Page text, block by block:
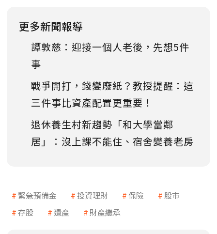
更多新聞報導
譚敦慈：迎接一個人老後，先想5件
事
戰爭開打，錢變廢紙？教授提醒：這
三件事比資產配置更重要！
退休養生村新趨勢「和大學當鄰
居」：沒上課不能住、宿舍變養老房
緊急預備金 投資理財 保險
股市
存股
遺產 財產繼承